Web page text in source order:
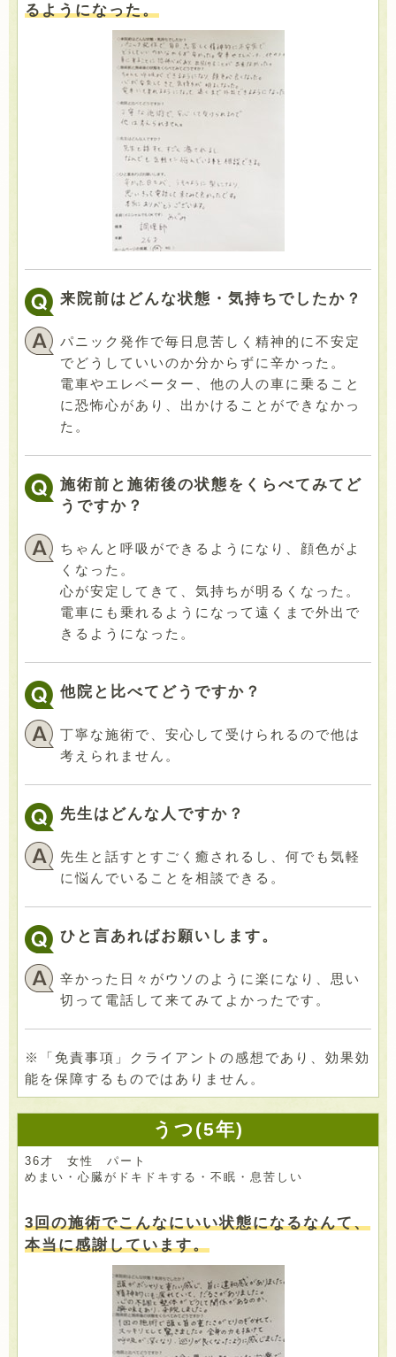
るようになった。
来院前はどんな状態・気持ちでしたか？
パニック発作で毎日息苦しく精神的に不安定
でどうしていいのか分からずに辛かった。
電車やエレベーター、他の人の車に乗ること
に恐怖心があり、出かけることができなかっ
た。
施術前と施術後の状態をくらべてみてど
うですか？
ちゃんと呼吸ができるようになり、顔色がよ
くなった。
心が安定してきて、気持ちが明るくなった。
電車にも乗れるようになって遠くまで外出で
きるようになった。
他院と比べてどうですか？
丁寧な施術で、安心して受けられるので他は
考えられません。
先生はどんな人ですか？
先生と話すとすごく癒されるし、何でも気軽
に悩んでいることを相談できる。
ひと言あればお願いします。
辛かった日々がウソのように楽になり、思い
切って電話して来てみてよかったです。
※「免責事項」クライアントの感想であり、効果効
能を保障するものではありません。
うつ(5年)
36才 女性 パート
めまい・心臓がドキドキする・不眠・息苦しい
3回の施術でこんなにいい状態になるなんて、
本当に感謝しています。